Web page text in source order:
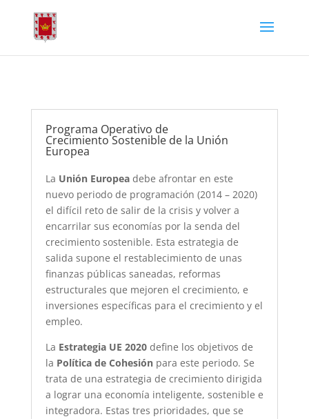
Programa Operativo de
Crecimiento Sostenible de la Unión
Europea
La Unión Europeadebe afrontar en este
nuevo periodo de programación (2014 – 2020)
el difícil reto de salir de la crisis y volver a
encarrilar sus economías por la senda del
crecimiento sostenible. Esta estrategia de
salida supone el restablecimiento de unas
finanzas públicas saneadas, reformas
estructurales que mejoren el crecimiento, e
inversiones específicas para el crecimiento y el
empleo.
La Estrategia UE 2020define los objetivos de
la Política de Cohesiónpara este periodo. Se
trata de una estrategia de crecimiento dirigida
a lograr una economía inteligente, sostenible e
integradora. Estas tres prioridades, que se